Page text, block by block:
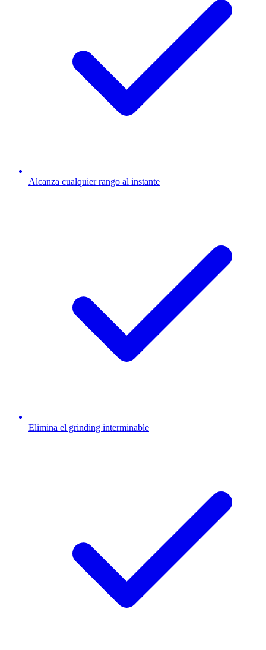
Alcanza cualquier rango al instante
Elimina el grinding interminable